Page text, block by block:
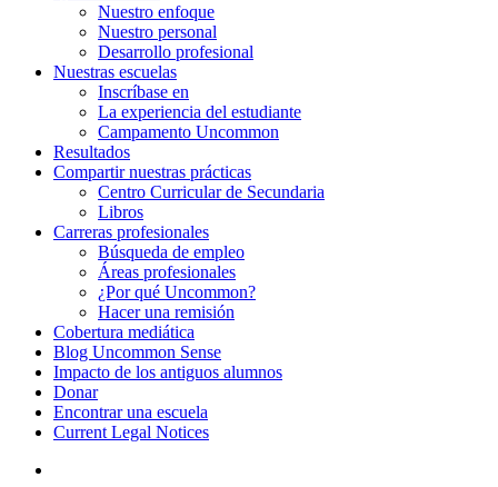
Nuestro enfoque
Nuestro personal
Desarrollo profesional
Nuestras escuelas
Inscríbase en
La experiencia del estudiante
Campamento Uncommon
Resultados
Compartir nuestras prácticas
Centro Curricular de Secundaria
Libros
Carreras profesionales
Búsqueda de empleo
Áreas profesionales
¿Por qué Uncommon?
Hacer una remisión
Cobertura mediática
Blog Uncommon Sense
Impacto de los antiguos alumnos
Donar
Encontrar una escuela
Current Legal Notices